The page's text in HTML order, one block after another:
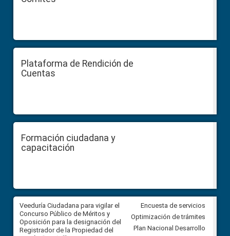
Plataforma de Rendición de
Cuentas
Formación ciudadana y
capacitación
Veeduría Ciudadana para vigilar el
Concurso Público de Méritos y
Oposición para la designación del
Registrador de la Propiedad del
Veeduría Ciudadana para
construcción del asfaltado de
Ballenita del cantón Santa
Encuesta de servicios
Optimización de trámites
Plan Nacional Desarrollo